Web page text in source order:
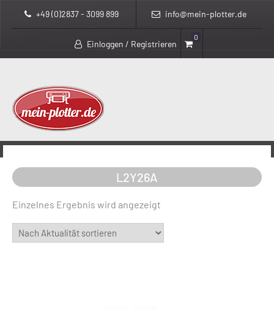
+49 (0)2837 - 3099 899 info@mein-plotter.de
Einloggen / Registrieren
0
> >
L2Y26A
Einzelnes Ergebnis wird angezeigt